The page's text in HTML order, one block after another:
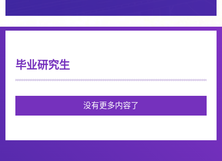
毕业研究生
没有更多内容了